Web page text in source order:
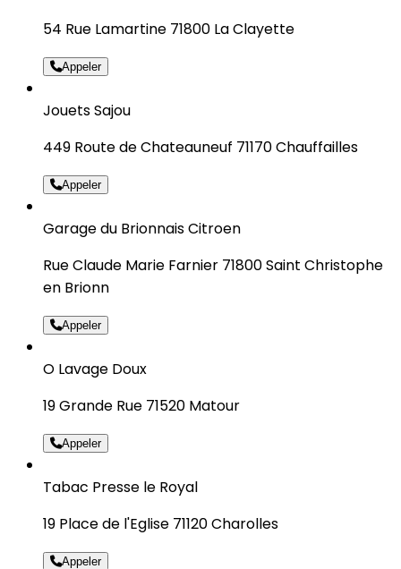
54 Rue Lamartine 71800 La Clayette
Appeler
Jouets Sajou
449 Route de Chateauneuf 71170 Chauffailles
Appeler
Garage du Brionnais Citroen
Rue Claude Marie Farnier 71800 Saint Christophe
en Brionn
Appeler
O Lavage Doux
19 Grande Rue 71520 Matour
Appeler
Tabac Presse le Royal
19 Place de l'Eglise 71120 Charolles
Appeler